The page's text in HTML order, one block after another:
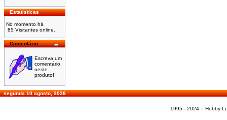
Estatísticas
No momento há
85 Visitantes online.
Comentário
Escreva um
comentário
neste
produto!
segunda 10 agosto, 2026
1995 - 2024 = Hobby